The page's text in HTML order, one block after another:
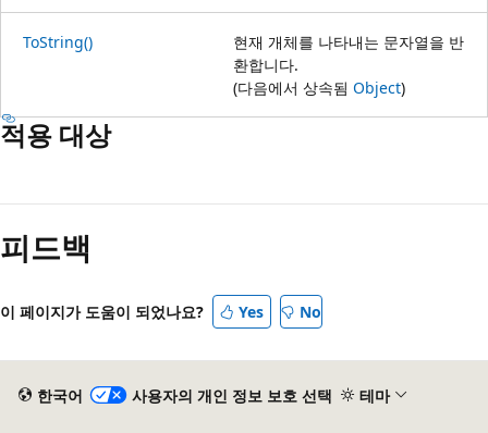
ToString()
현재 개체를 나타내는 문자열을 반
환합니다.
(다음에서 상속됨 Object)
적용 대상
기
모
사
안
피드백
이 페이지가 도움이 되었나요? Yes No
한국어 사용자의 개인 정보 보호 선택 테마